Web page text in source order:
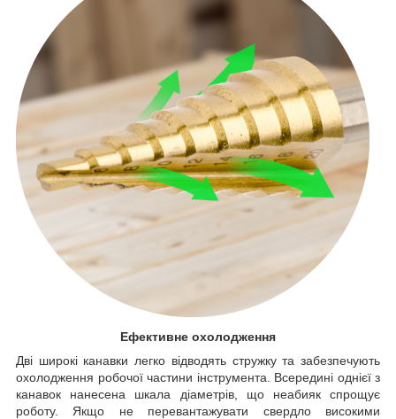
Ефективне охолодження
Дві широкі канавки легко відводять стружку та забезпечують
охолодження робочої частини інструмента. Всередині однієї з
канавок нанесена шкала діаметрів, що неабияк спрощує
роботу. Якщо не перевантажувати свердло високими